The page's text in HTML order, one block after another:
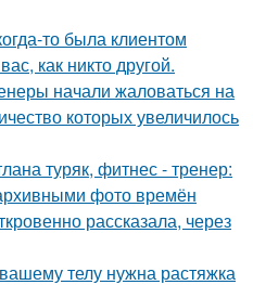
то была клиентом
как никто другой.
начали жаловаться на
которых увеличилось
туряк, фитнес - тренер:
фото времён
рассказала, через
телу нужна растяжка